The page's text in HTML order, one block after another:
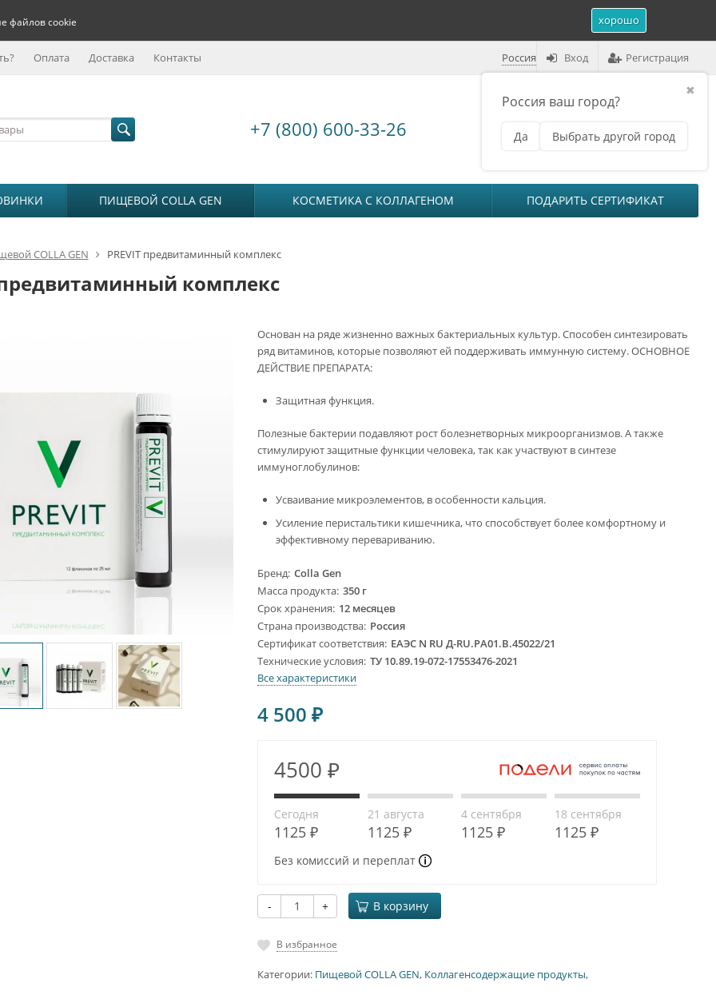
файлов cookie хорошо
Россия
✖
Россия ваш город?
Да Выбрать другой город
Вход Регистрация
Оплата Доставка Контакты
+7 (800) 600-33-26 на сумму 0₽
ПИЩЕВОЙ COLLA GEN КОСМЕТИКА С КОЛЛАГЕНОМ ПОДАРИТЬ СЕРТИФИКАТ
COLLA GEN PREVIT предвитаминный комплекс
предвитаминный комплекс
Основан на ряде жизненно важных бактериальных культур. Способен синтезировать
ряд витаминов, которые позволяют ей поддерживать иммунную систему. ОСНОВНОЕ
ДЕЙСТВИЕ ПРЕПАРАТА:
Защитная функция.
Полезные бактерии подавляют рост болезнетворных микроорганизмов. А также
стимулируют защитные функции человека, так как участвуют в синтезе
иммуноглобулинов:
Усваивание микроэлементов, в особенности кальция.
Усиление перистальтики кишечника, что способствует более комфортному и
эффективному перевариванию.
Бренд Colla Gen
Масса продукта 350 г
Срок хранения 12 месяцев
Страна производства Россия
Сертификат соответствия ЕАЭС N RU Д-RU.PA01.B.45022/21
Технические условия ТУ 10.89.19-072-17553476-2021
Все характеристики
4 500₽
4500 ₽
Сегодня
1125 ₽
21 августа
1125 ₽
4 сентября
1125 ₽
18 сентября
1125 ₽
Без комиссий и переплат
- + В корзину
В избранное
Категории: Пищевой COLLA GEN, Коллагенсодержащие продукты,